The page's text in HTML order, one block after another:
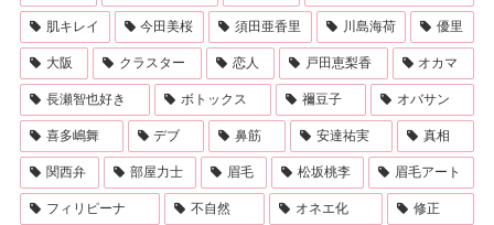
肌キレイ 今田美桜 須田亜香里 川島海荷 優里
大阪 クラスター 恋人 戸田恵梨香 オカマ
長瀬智也好き ボトックス 禰豆子 オバサン
喜多嶋舞 デブ 鼻筋 安達祐実 真相
関西弁 部屋力士 眉毛 松坂桃李 眉毛アート
フィリピーナ 不自然 オネエ化 修正